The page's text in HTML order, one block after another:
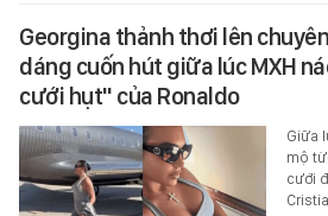
Georgina thảnh thơi lên
dáng cuốn hút giữa lúc MXH
cưới hụt" của Ronaldo
Giữa
mộ
cưới